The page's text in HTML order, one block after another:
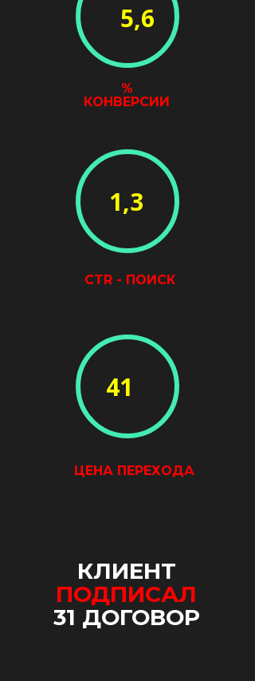
КЛИЕНТ
ПОДПИСАЛ
31 ДОГОВОР
ЦЕНА ПЕРЕХОДА
СTR - ПОИСК
%
КОНВЕРСИИ
5,6
1,3
41